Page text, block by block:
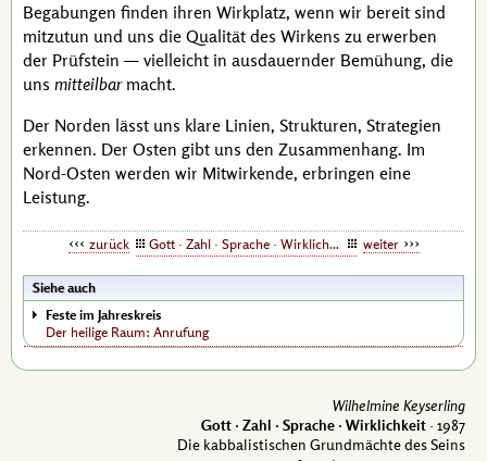
Begabungen finden ihren Wirkplatz, wenn wir bereit sind
mitzutun und uns die Qualität des Wirkens zu erwerben
der Prüfstein — vielleicht in ausdauernder Bemühung, die
uns mitteilbarmacht.
Der Norden lässt uns klare Linien, Strukturen, Strategien
erkennen. Der Osten gibt uns den Zusammenhang. Im
Nord-Osten werden wir Mitwirkende, erbringen eine
Leistung.
zurück Gott · Zahl · Sprache · Wirklichkeit weiter
Siehe auch
Feste im Jahreskreis
Der heilige Raum: Anrufung
Wilhelmine Keyserling
Gott · Zahl · Sprache · Wirklichkeit · 1987
Die kabbalistischen Grundmächte des Seins